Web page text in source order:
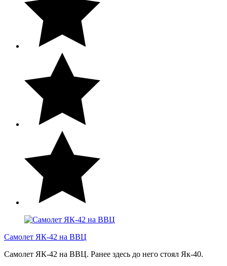
Самолет ЯК-42 на ВВЦ
Самолет ЯК-42 на ВВЦ. Ранее здесь до него стоял Як-40.